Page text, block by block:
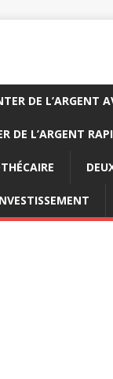
DE L’ARGENT
DE L’ARGENT